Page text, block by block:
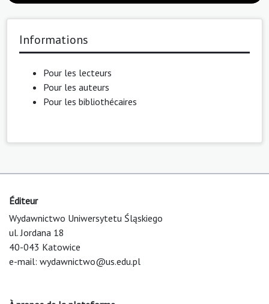
Informations
Pour les lecteurs
Pour les auteurs
Pour les bibliothécaires
Éditeur
Wydawnictwo Uniwersytetu Śląskiego
ul. Jordana 18
40-043 Katowice
e-mail: wydawnictwo@us.edu.pl